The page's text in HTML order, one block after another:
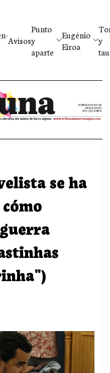
Avisos
Punto
y
aparte
Eugénio
Eiroa
y
se ha